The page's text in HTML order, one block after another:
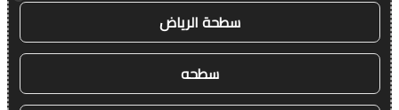
سطحة الرياض
سطحه